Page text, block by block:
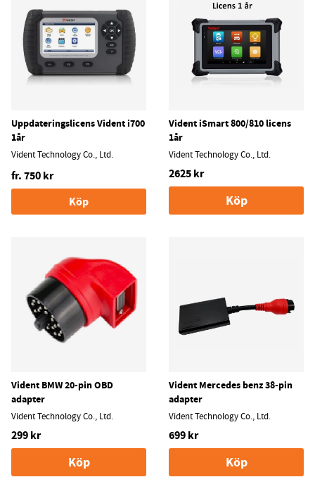
Uppdateringslicens Vident i700
1år
Vident Technology Co., Ltd.
fr. 750 kr
Köp
Vident iSmart 800/810 licens
1år
Vident Technology Co., Ltd.
2625 kr
Köp
Vident BMW 20-pin OBD
adapter
Vident Technology Co., Ltd.
299 kr
Köp
Vident Mercedes benz 38-pin
adapter
Vident Technology Co., Ltd.
699 kr
Köp